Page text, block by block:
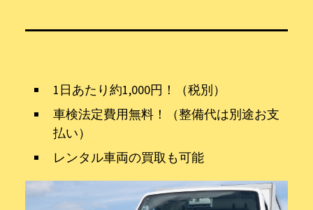
1日あたり約1,000円！（税別）
車検法定費用無料！（整備代は別途お支
払い）
レンタル車両の買取も可能